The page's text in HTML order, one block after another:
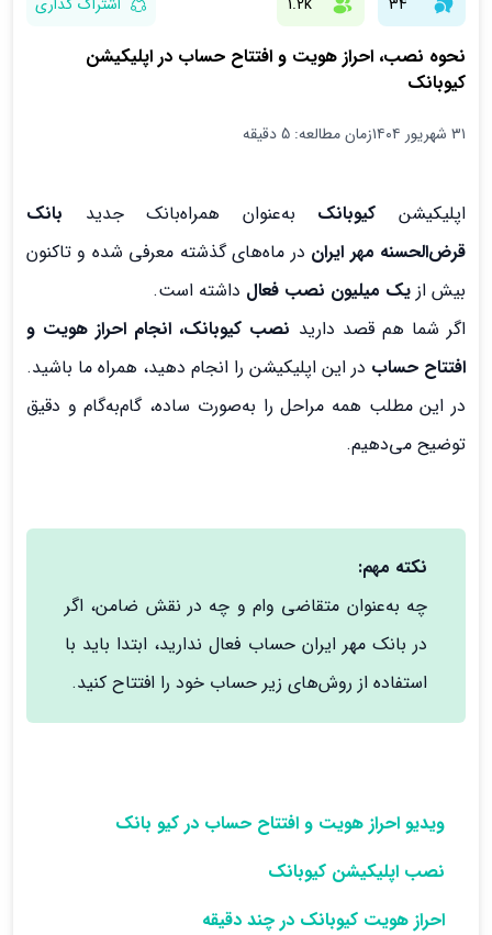
نحوه نصب، احراز هویت و افتتاح حساب در اپلیکیشن
کیوبانک
۳۱ شهریور ۱۴۰۴ زمان مطالعه: 5 دقیقه
اپلیکیشن کیوبانک به‌عنوان همراه‌بانک جدید بانک
قرض‌الحسنه مهر ایران در ماه‌های گذشته معرفی شده و تاکنون
بیش از یک میلیون نصب فعال داشته است.
اگر شما هم قصد دارید نصب کیوبانک، انجام احراز هویت و
افتتاح حساب در این اپلیکیشن را انجام دهید، همراه ما باشید.
در این مطلب همه مراحل را به‌صورت ساده، گام‌به‌گام و دقیق
توضیح می‌دهیم.
نکته مهم:
چه به‌عنوان متقاضی وام و چه در نقش ضامن، اگر
در بانک مهر ایران حساب فعال ندارید، ابتدا باید با
استفاده از روش‌های زیر حساب خود را افتتاح کنید.
ویدیو احراز هویت و افتتاح حساب در کیو بانک
نصب اپلیکیشن کیوبانک
احراز هویت کیوبانک در چند دقیقه